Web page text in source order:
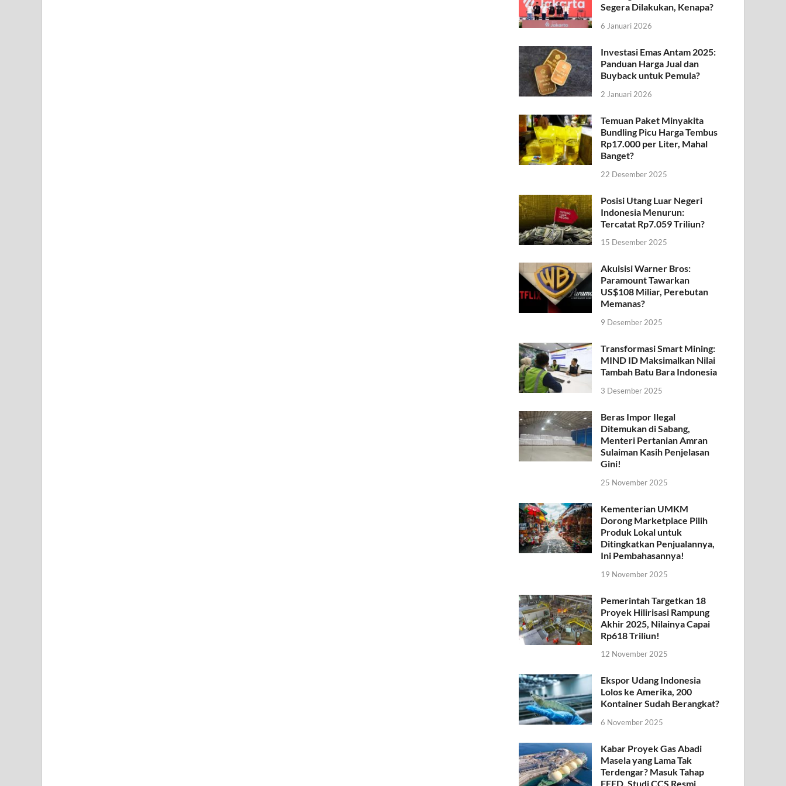
Segera Dilakukan, Kenapa?
6 Januari 2026
Investasi Emas Antam 2025:
Panduan Harga Jual dan
Buyback untuk Pemula?
2 Januari 2026
Temuan Paket Minyakita
Bundling Picu Harga Tembus
Rp17.000 per Liter, Mahal
Banget?
22 Desember 2025
Posisi Utang Luar Negeri
Indonesia Menurun:
Tercatat Rp7.059 Triliun?
15 Desember 2025
Akuisisi Warner Bros:
Paramount Tawarkan
US$108 Miliar, Perebutan
Memanas?
9 Desember 2025
Transformasi Smart Mining:
MIND ID Maksimalkan Nilai
Tambah Batu Bara Indonesia
3 Desember 2025
Beras Impor Ilegal
Ditemukan di Sabang,
Menteri Pertanian Amran
Sulaiman Kasih Penjelasan
Gini!
25 November 2025
Kementerian UMKM
Dorong Marketplace Pilih
Produk Lokal untuk
Ditingkatkan Penjualannya,
Ini Pembahasannya!
19 November 2025
Pemerintah Targetkan 18
Proyek Hilirisasi Rampung
Akhir 2025, Nilainya Capai
Rp618 Triliun!
12 November 2025
Ekspor Udang Indonesia
Lolos ke Amerika, 200
Kontainer Sudah Berangkat?
6 November 2025
Kabar Proyek Gas Abadi
Masela yang Lama Tak
Terdengar? Masuk Tahap
FEED, Studi CCS Resmi